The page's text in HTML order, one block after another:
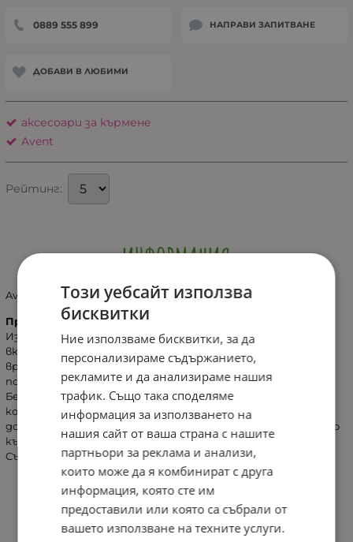
0889 555 899 НАПРАВИ ЗАПИТВАНЕ
ДОБАВИ В ЛЮБИМИ
аксесоари за кърмене
Avent
Рейтинг:
ИНФОРМАЦИЯ
Avent-Силиконови протектори за зърна 2бр-стандартни
Протектори за зърна - стандартни
Изработени са от ултра фин, мек силикон, без миризма и
вкус. Предпазват възпалените или разранени зърна по
време на кърмене. Формата, наподобяваща пеперуда,
позволява на Вашето бебе повече контакт с гърдата.
Бебето все още може да усеща допира и миризмата на
кожата Ви и продължава да стимулира притока на кърма,
докато суче. След заздравяването на зърната, връщането
към сучене от гърдата е лесно.
Съдържа: 2 Протектора
Този уебсайт използва
бисквитки
Ние използваме бисквитки, за да
персонализираме съдържанието,
рекламите и да анализираме нашия
трафик. Също така споделяме
информация за използването на
нашия сайт от ваша страна с нашите
партньори за реклама и анализи,
които може да я комбинират с друга
информация, която сте им
предоставили или която са събрали от
вашето използване на техните услуги.